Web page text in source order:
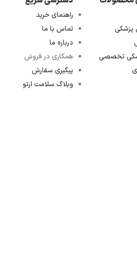
پزشکی
تخصصی
راهنمای خرید
تماس با ما
درباره ما
همکاری در فروش
پیگیری سفارش
وبلاگ سلامت ارتو